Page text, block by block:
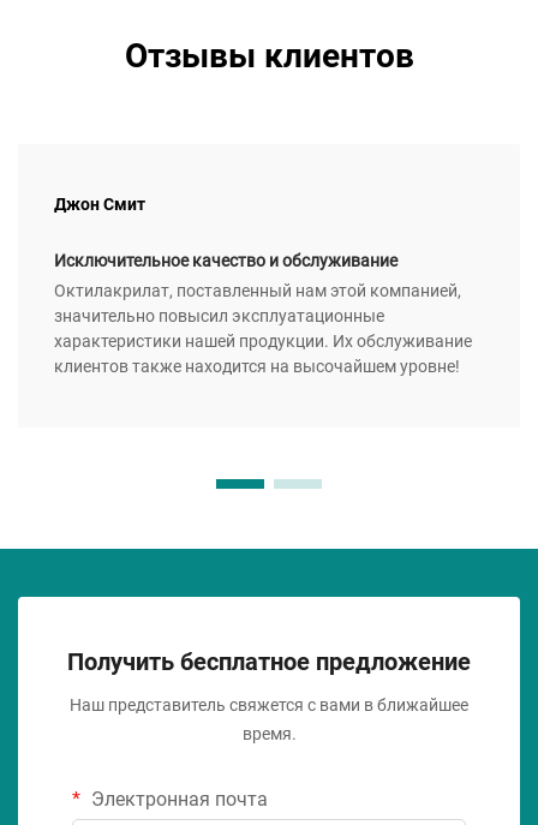
Отзывы клиентов
Джон Смит
Исключительное качество и обслуживание
Октилакрилат, поставленный нам этой компанией,
значительно повысил эксплуатационные
характеристики нашей продукции. Их обслуживание
клиентов также находится на высочайшем уровне!
Получить бесплатное предложение
Наш представитель свяжется с вами в ближайшее
время.
Электронная почта